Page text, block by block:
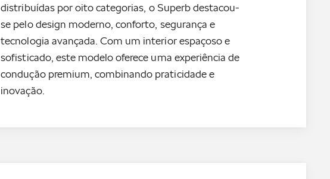
distribuídas por oito categorias, o Superb destacou-
se pelo design moderno, conforto, segurança e
tecnologia avançada. Com um interior espaçoso e
sofisticado, este modelo oferece uma experiência de
condução premium, combinando praticidade e
inovação.